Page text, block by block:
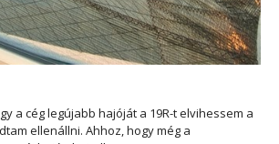
a cég legújabb hajóját a 19R-t elvihessem a
ellenállni. Ahhoz, hogy még a